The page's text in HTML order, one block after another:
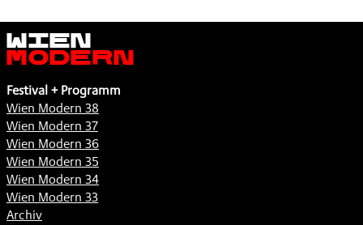
Wien
Modern
Festival + Programm
Wien Modern 38
Wien Modern 37
Wien Modern 36
Wien Modern 35
Wien Modern 34
Wien Modern 33
Archiv